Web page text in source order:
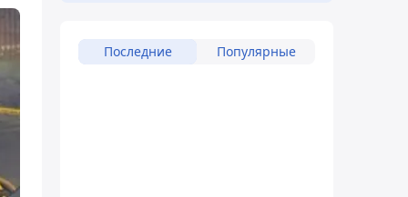
Последние Популярные